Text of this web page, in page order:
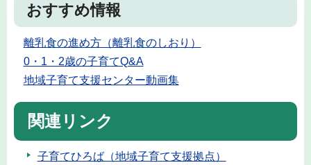
おすすめ情報
離乳食の進め方（離乳食のしおり）
0・1・2歳の子育てQ&A
地域子育て支援センター動画集
関連リンク
子育てひろば（地域子育て支援拠点）